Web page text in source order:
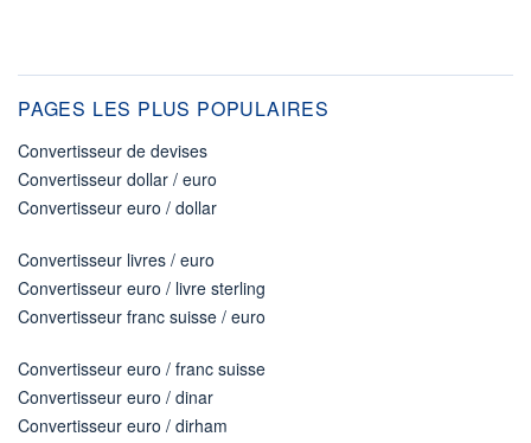
PAGES LES PLUS POPULAIRES
Convertisseur de devises
Convertisseur dollar / euro
Convertisseur euro / dollar
Convertisseur livres / euro
Convertisseur euro / livre sterling
Convertisseur franc suisse / euro
Convertisseur euro / franc suisse
Convertisseur euro / dinar
Convertisseur euro / dirham